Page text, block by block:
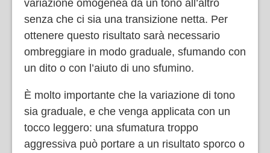
variazione omogenea da un tono all’altro
senza che ci sia una transizione netta. Per
ottenere questo risultato sarà necessario
ombreggiare in modo graduale, sfumando con
un dito o con l’aiuto di uno sfumino.
È molto importante che la variazione di tono
sia graduale, e che venga applicata con un
tocco leggero: una sfumatura troppo
aggressiva può portare a un risultato sporco o